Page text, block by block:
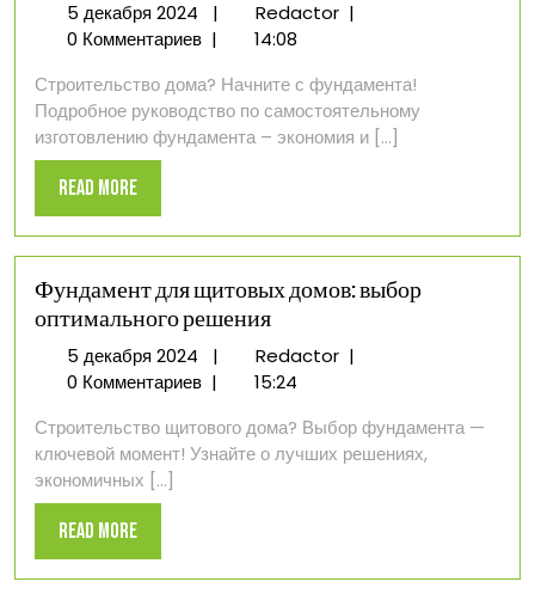
5 декабря 20245
декабря
| RedactorСамому
дом
|
0 Комментариев |
14:08
Строительство дома? Начните с фундамента!
Подробное руководство по самостоятельному
изготовлению фундамента – экономия и [...]
Read MoreRead
More
Фундамент для щитовых домов: выбор
оптимального решения
5 декабря 20245
декабря
| RedactorФундамент
домов:
выбор
|
0 Комментариев |
15:24
Строительство щитового дома? Выбор фундамента —
ключевой момент! Узнайте о лучших решениях,
экономичных [...]
Read MoreRead
More